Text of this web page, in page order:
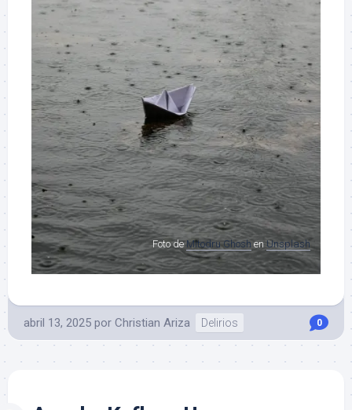
Foto deMItodru Ghosh en Unsplash
abril 13, 2025 por Christian Ariza Delirios 0